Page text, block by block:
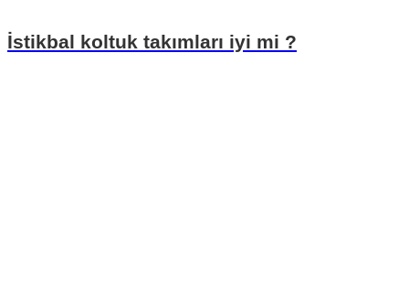
İstikbal koltuk takımları iyi mi ?